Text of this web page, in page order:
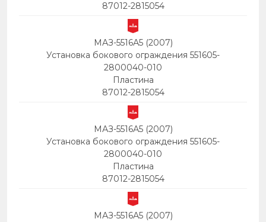
87012-2815054
МАЗ-5516А5 (2007)
Установка бокового ограждения 551605-
2800040-010
Пластина
87012-2815054
МАЗ-5516А5 (2007)
Установка бокового ограждения 551605-
2800040-010
Пластина
87012-2815054
МАЗ-5516А5 (2007)